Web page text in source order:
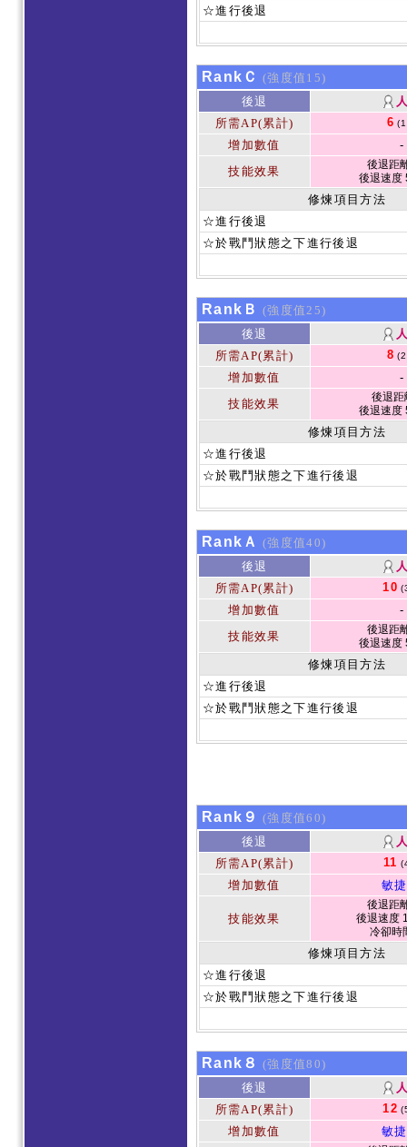
☆進行後退
RankＣ
(強度值15)
後退
所需AP(累計)
6
增加數值
-
技能效果
後退距
後退速度
修煉項目方法
☆進行後退
☆於戰鬥狀態之下進行後退
RankＢ
(強度值25)
後退
所需AP(累計)
8
增加數值
-
技能效果
後退距
後退速度
修煉項目方法
☆進行後退
☆於戰鬥狀態之下進行後退
RankＡ
(強度值40)
後退
所需AP(累計)
10
增加數值
-
技能效果
後退距
後退速度
修煉項目方法
☆進行後退
☆於戰鬥狀態之下進行後退
Rank９
(強度值60)
後退
所需AP(累計)
11
增加數值 敏
技能效果
後退距
後退速度
冷卻時
修煉項目方法
☆進行後退
☆於戰鬥狀態之下進行後退
Rank８
(強度值80)
後退
所需AP(累計)
12
增加數值 敏